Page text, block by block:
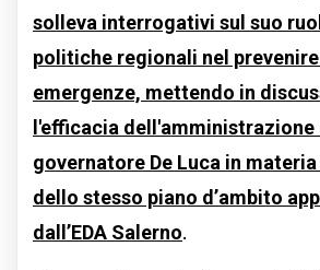
solleva interrogativi sul suo
politiche regionali nel
emergenze, mettendo in
l'efficacia dell'amministrazione
governatore De Luca in
dello stesso piano d’ambito
dall’EDA Salerno.